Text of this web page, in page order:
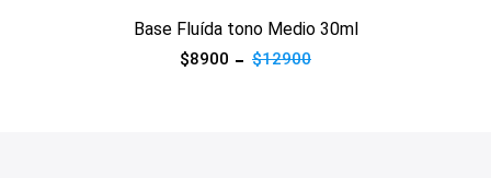
Base Fluída tono Medio 30ml
$8900 $12900